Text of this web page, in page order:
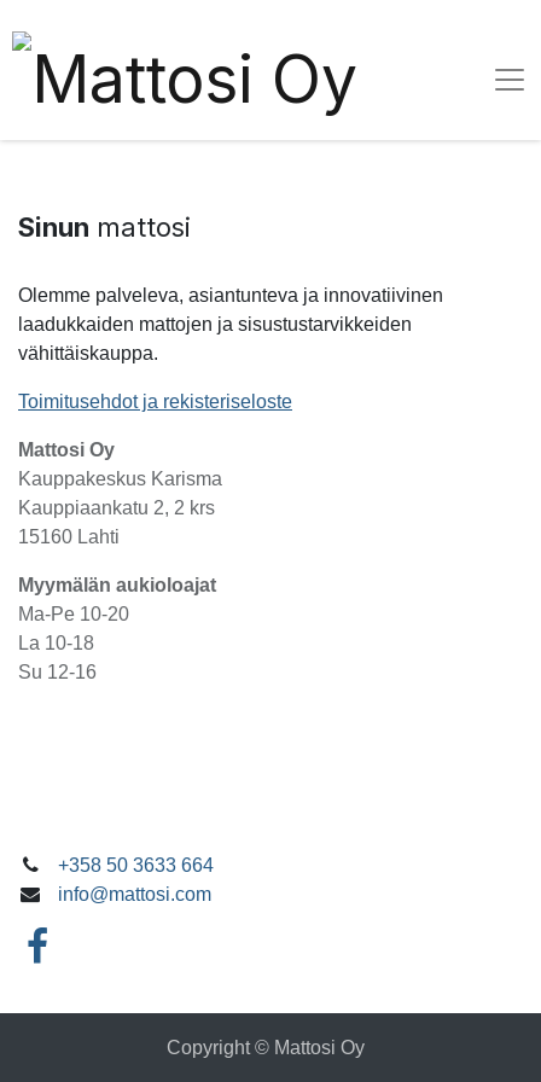
Sinun mattosi
Olemme palveleva, asiantunteva ja innovatiivinen
laadukkaiden mattojen ja sisustustarvikkeiden
vähittäiskauppa.
Toimitusehdot ja rekisteriseloste
Mattosi Oy
Kauppakeskus Karisma
Kauppiaankatu 2, 2 krs
15160 Lahti
Myymälän aukioloajat
Ma-Pe 10-20
La 10-18
Su 12-16
+358 50 3633 664
info@mattosi.com
Copyright © Mattosi Oy